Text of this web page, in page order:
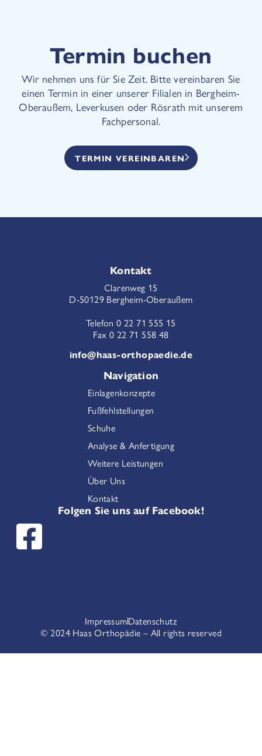
Termin buchen
Wir nehmen uns für Sie Zeit. Bitte vereinbaren Sie
einen Termin in einer unserer Filialen in Bergheim-
Oberaußem, Leverkusen oder Rösrath mit unserem
Fachpersonal.
TERMIN VEREINBAREN
Kontakt
Clarenweg 15
D-50129 Bergheim-Oberaußem
Telefon 0 22 71 555 15
Fax 0 22 71 558 48
info@haas-orthopaedie.de
Navigation
Einlagenkonzepte
Fußfehlstellungen
Schuhe
Analyse & Anfertigung
Weitere Leistungen
Über Uns
Kontakt
Folgen Sie uns auf Facebook!
© 2024 Haas Orthopädie – All rights reserved​
ImpressumDatenschutz